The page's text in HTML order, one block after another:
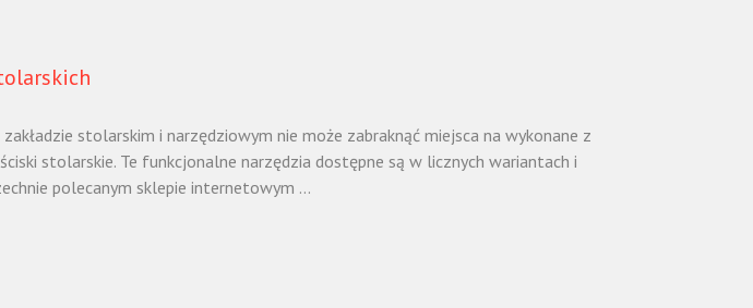
stolarskim i narzędziowym nie może zabraknąć miejsca na wykonane z
stolarskie. Te funkcjonalne narzędzia dostępne są w licznych wariantach i
polecanym sklepie internetowym ...